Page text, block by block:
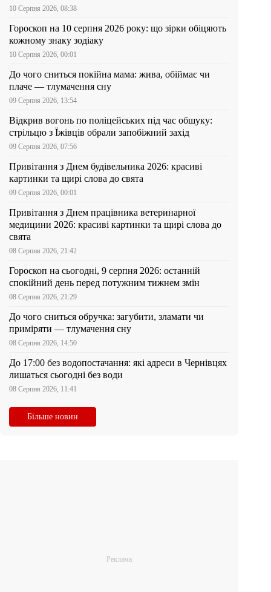
10 Серпня 2026, 08:38
Гороскоп на 10 серпня 2026 року: що зірки обіцяють
кожному знаку зодіаку
10 Серпня 2026, 00:01
До чого сниться покійна мама: жива, обіймає чи
плаче — тлумачення сну
09 Серпня 2026, 13:54
Відкрив вогонь по поліцейських під час обшуку:
стрільцю з Їжівців обрали запобіжний захід
09 Серпня 2026, 07:56
Привітання з Днем будівельника 2026: красиві
картинки та щирі слова до свята
09 Серпня 2026, 00:01
Привітання з Днем працівника ветеринарної
медицини 2026: красиві картинки та щирі слова до
свята
08 Серпня 2026, 21:42
Гороскоп на сьогодні, 9 серпня 2026: останній
спокійний день перед потужним тижнем змін
08 Серпня 2026, 21:29
До чого сниться обручка: загубити, зламати чи
приміряти — тлумачення сну
08 Серпня 2026, 14:50
До 17:00 без водопостачання: які адреси в Чернівцях
лишаться сьогодні без води
08 Серпня 2026, 11:41
Більше новин